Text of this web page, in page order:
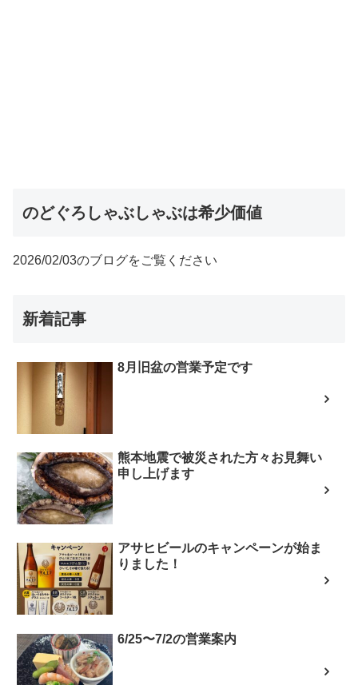
のどぐろしゃぶしゃぶは希少価値
2026/02/03のブログをご覧ください
新着記事
8月旧盆の営業予定です
熊本地震で被災された方々お見舞い
申し上げます
アサヒビールのキャンペーンが始ま
りました！
6/25〜7/2の営業案内